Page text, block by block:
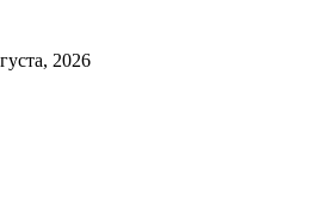
2026